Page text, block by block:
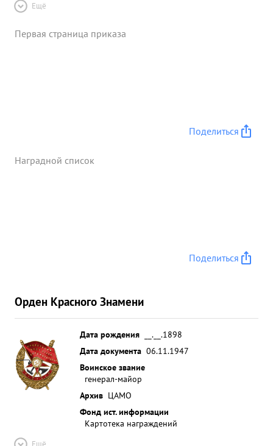
Ещё
Первая страница приказа
Поделиться
Наградной список
Поделиться
Орден Красного Знамени
Дата рождения
__.__.1898
Дата документа 06.11.1947
Воинское звание
генерал-майор
Архив ЦАМО
Фонд ист. информации
Картотека награждений
Ещё